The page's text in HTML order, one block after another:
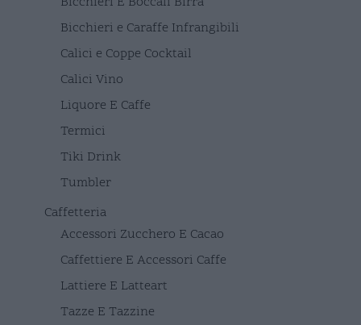
Bicchieri e Caraffe Infrangibili
Calici e Coppe Cocktail
Calici Vino
Liquore E Caffe
Termici
Tiki Drink
Tumbler
Caffetteria
Accessori Zucchero E Cacao
Caffettiere E Accessori Caffe
Lattiere E Latteart
Tazze E Tazzine